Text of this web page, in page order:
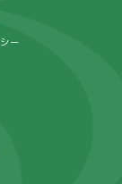
ー